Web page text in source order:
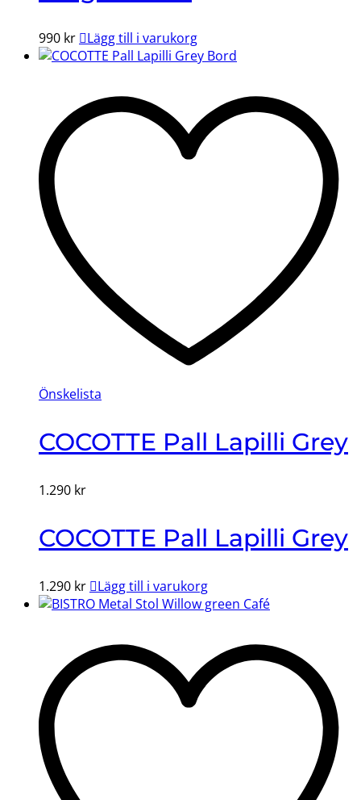
990 kr Lägg till i varukorg
Önskelista
COCOTTE Pall Lapilli Grey
1.290 kr
COCOTTE Pall Lapilli Grey
1.290 kr Lägg till i varukorg